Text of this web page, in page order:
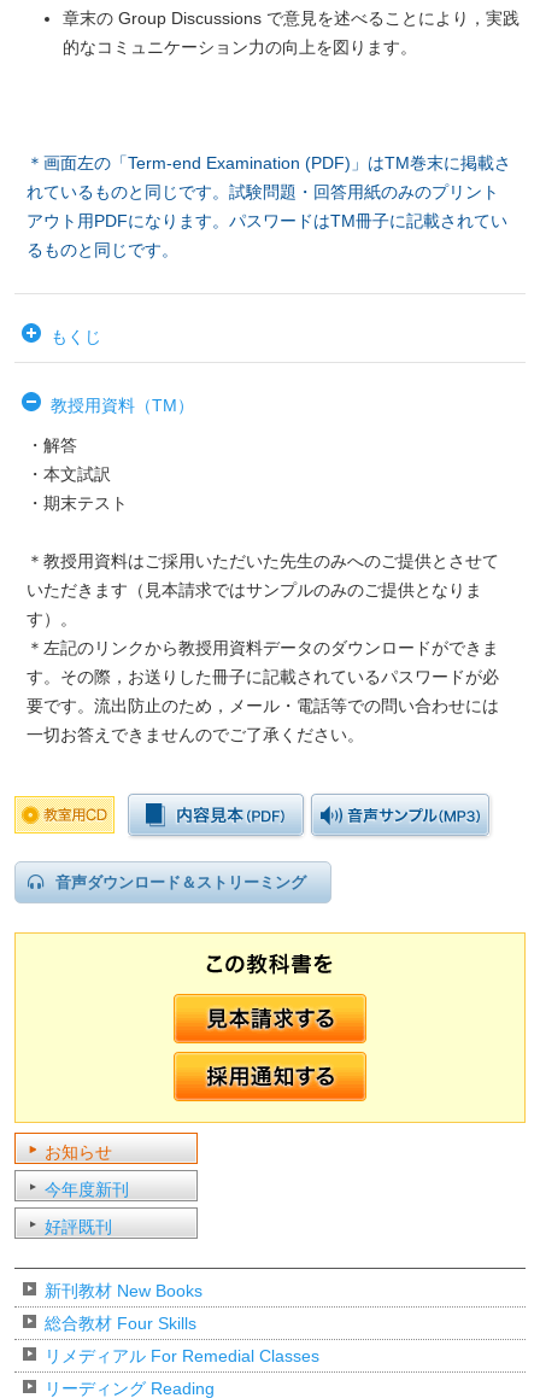
章末の Group Discussions で意見を述べることにより，実践
的なコミュニケーション力の向上を図ります。
＊ 画面左の 「Term-end Examination (PDF)」はTM巻末に掲載さ
れているものと同じです。試験問題・回答用紙のみのプリント
アウト用PDFになります。パスワードはTM冊子に記載されてい
るものと同じです。
もくじ
教授用資料（TM）
・解答
・本文試訳
・期末テスト
＊教授用資料はご採用いただいた先生のみへのご提供とさせて
いただきます（見本請求ではサンプルのみのご提供となりま
す）。
＊左記のリンクから教授用資料データのダウンロードができま
す。その際，お送りした冊子に記載されているパスワードが必
要です。流出防止のため，メール・電話等での問い合わせには
一切お答えできませんのでご了承ください。
音声ダウンロード＆ストリーミング
お知らせ
今年度新刊
好評既刊
新刊教材 New Books
総合教材 Four Skills
リメディアル For Remedial Classes
リーディング Reading